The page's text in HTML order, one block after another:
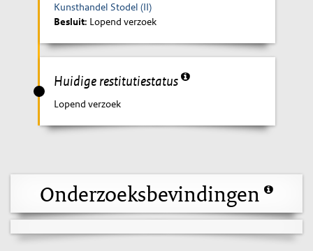
Kunsthandel Stodel (II)
Besluit: Lopend verzoek
Huidige restitutiestatus
Lopend verzoek
Onderzoeksbevindingen